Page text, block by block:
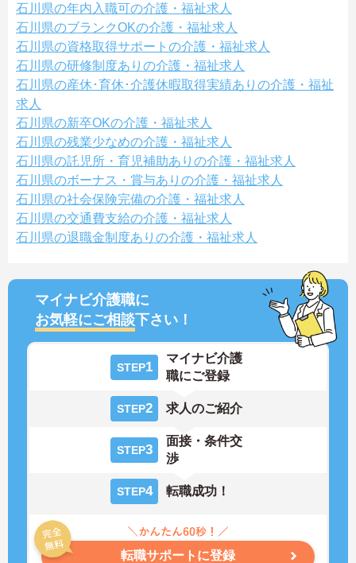
石川県の年内入職可の介護・福祉求人
石川県のブランクOKの介護・福祉求人
石川県の資格取得サポートの介護・福祉求人
石川県の研修制度ありの介護・福祉求人
石川県の産休･育休･介護休暇取得実績ありの介護・福祉
求人
石川県の新卒OKの介護・福祉求人
石川県の残業少なめの介護・福祉求人
石川県の託児所・育児補助ありの介護・福祉求人
石川県のボーナス・賞与ありの介護・福祉求人
石川県の社会保険完備の介護・福祉求人
石川県の交通費支給の介護・福祉求人
石川県の退職金制度ありの介護・福祉求人
マイナビ介護職に
お気軽にご相談下さい！
STEP1
マイナビ介護
職にご登録
STEP2 求人のご紹介
STEP3
面接・条件交
渉
STEP4 転職成功！
転職サポートに登録